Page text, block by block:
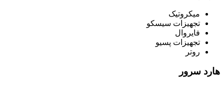
میکروتیک
تجهیزات سیسکو
فایروال
تجهیزات پسیو
روتر
هارد سرور